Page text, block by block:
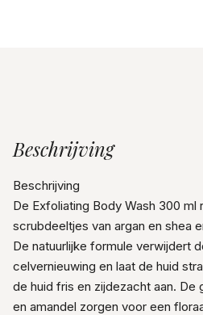
Beschrijving
Beschrijving
De Exfoliating Body Wash 300 ml
scrubdeeltjes van argan en shea
De natuurlijke formule verwijdert
celvernieuwing en laat de huid
de huid fris en zijdezacht aan. De
en amandel zorgen voor een